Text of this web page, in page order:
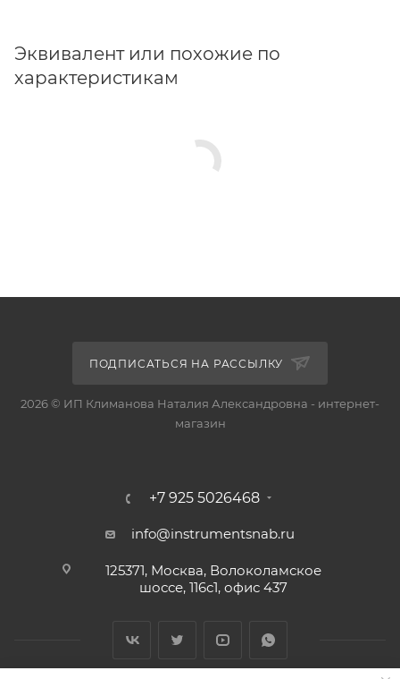
Эквивалент или похожие по
характеристикам
ПОДПИСАТЬСЯ НА РАССЫЛКУ
2026 © ИП Климанова Наталия Александровна - интернет-
магазин
+7 925 5026468
info@instrumentsnab.ru
125371, Москва, Волоколамское
шоссе, 116с1, офис 437